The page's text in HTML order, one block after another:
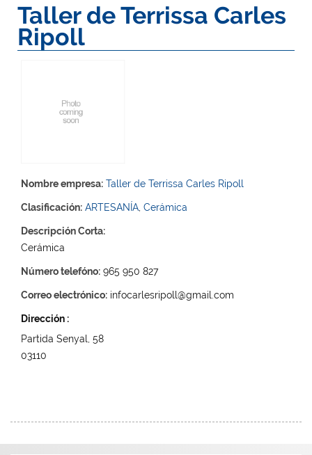
Taller de Terrissa Carles
Ripoll
Nombre empresa: Taller de Terrissa Carles Ripoll
Clasificación: ARTESANÍA ,Cerámica
Descripción Corta:
Cerámica
Número telefóno: 965 950 827
Correo electrónico: infocarlesripoll@gmail.com
Dirección :
Partida Senyal, 58
03110